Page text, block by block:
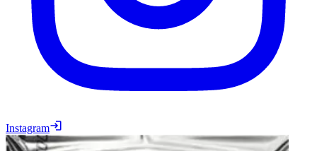
Instagram